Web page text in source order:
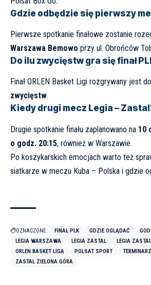
Gdzie odbędzie się pierwszy
Pierwsze spotkanie finałowe zostanie
Warszawa Bemowo przy ul. Obrońców
Do ilu zwycięstw gra się finał
Finał ORLEN Basket Ligi rozgrywany jest do
zwycięstw.
Kiedy drugi mecz Legia –
Drugie spotkanie finału zaplanowano na 10
o godz. 20:15, również w Warszawie.
Po koszykarskich emocjach warto też
siatkarze w meczu Kuba – Polska i gdzie
OZNACZONE: FINAŁ PLK GDZIE OGLĄDAĆ
LEGIA WARSZAWA
LEGIA ZASTAL
LEGIA
ORLEN BASKET LIGA
POLSAT SPORT
ZASTAL ZIELONA GÓRA